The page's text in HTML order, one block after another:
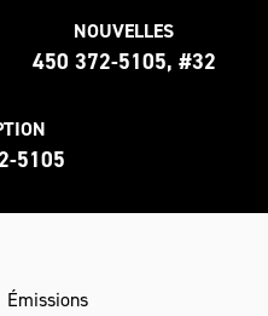
NOUVELLES
450 372-5105, #32
5105
Émissions